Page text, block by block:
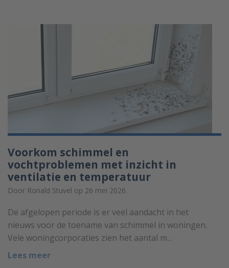
Voorkom schimmel en
vochtproblemen met inzicht in
ventilatie en temperatuur
Door Ronald Stuvel op 26 mei 2026.
De afgelopen periode is er veel aandacht in het
nieuws voor de toename van schimmel in woningen.
Vele woningcorporaties zien het aantal m...
Lees meer